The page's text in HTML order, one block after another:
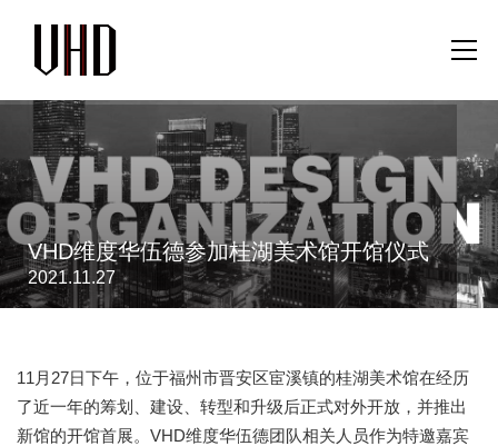
VHD维度华伍德参加桂湖美术馆开馆仪式
2021.11.27
11月27日下午，位于福州市晋安区宦溪镇的桂湖美术馆在经历
了近一年的筹划、建设、转型和升级后正式对外开放，并推出
新馆的开馆首展。VHD维度华伍德团队相关人员作为特邀嘉宾